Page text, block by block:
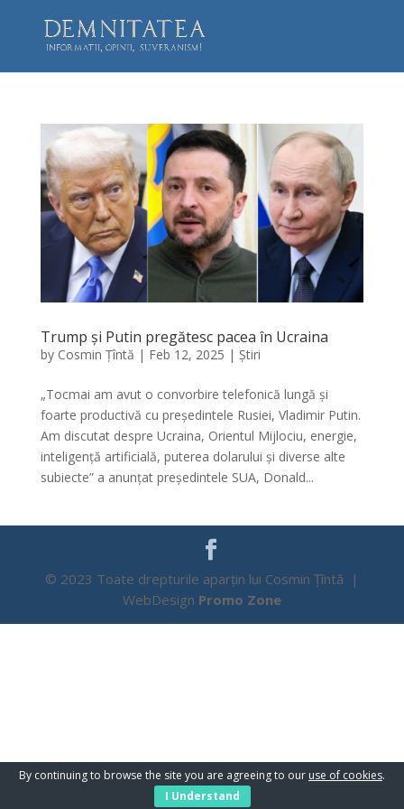
Trump și Putin pregătesc pacea în Ucraina
by Cosmin Țîntă | Feb 12, 2025 | Știri
„Tocmai am avut o convorbire telefonică lungă și
foarte productivă cu președintele Rusiei, Vladimir Putin.
Am discutat despre Ucraina, Orientul Mijlociu, energie,
inteligență artificială, puterea dolarului și diverse alte
subiecte” a anunțat președintele SUA, Donald...
© 2023 Toate drepturile aparțin lui Cosmin Țîntă |
WebDesign Promo Zone
By continuing to browse the site you are agreeing to our use of cookies.
I Understand